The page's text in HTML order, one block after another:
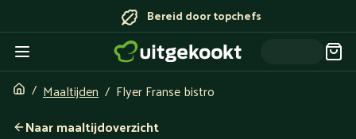
Bereid door topchefs
Maaltijden
Flyer Franse bistro
Naar maaltijdoverzicht